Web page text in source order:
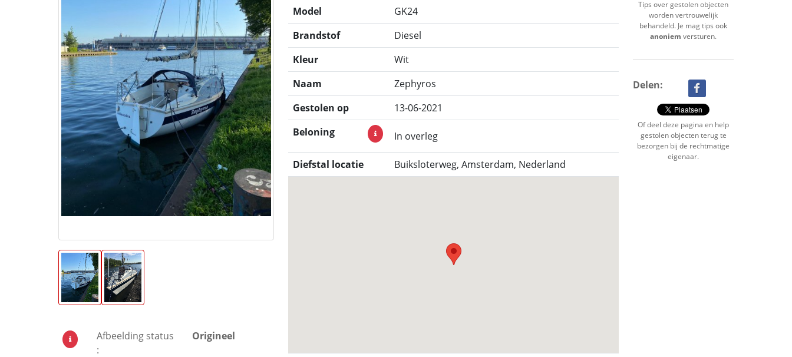
Afbeelding status
:
Origineel
Model
GK24
Brandstof
Diesel
Kleur
Wit
Naam
Zephyros
Gestolen op
13-06-2021
Beloning
In overleg
Diefstal locatie Buiksloterweg, Amsterdam, Nederland
Tips over gestolen objecten
worden vertrouwelijk
behandeld. Je mag tips ook
anoniem versturen.
Delen:
Of deel deze pagina en help
gestolen objecten terug te
bezorgen bij de rechtmatige
eigenaar.